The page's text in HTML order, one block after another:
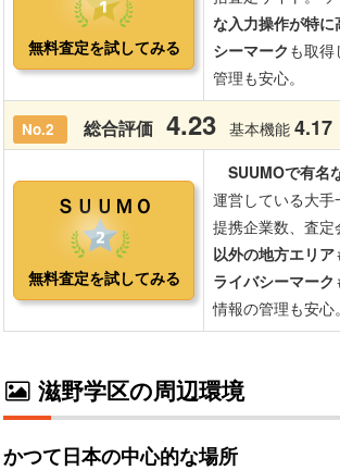
滋野学区の周辺環境
かつて日本の中心的な場所